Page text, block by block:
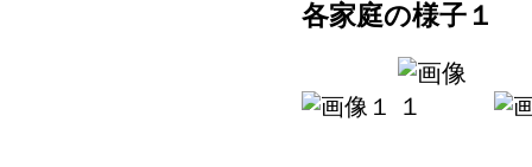
各家庭の様子１